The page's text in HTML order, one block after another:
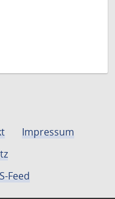
Impressum
Feed